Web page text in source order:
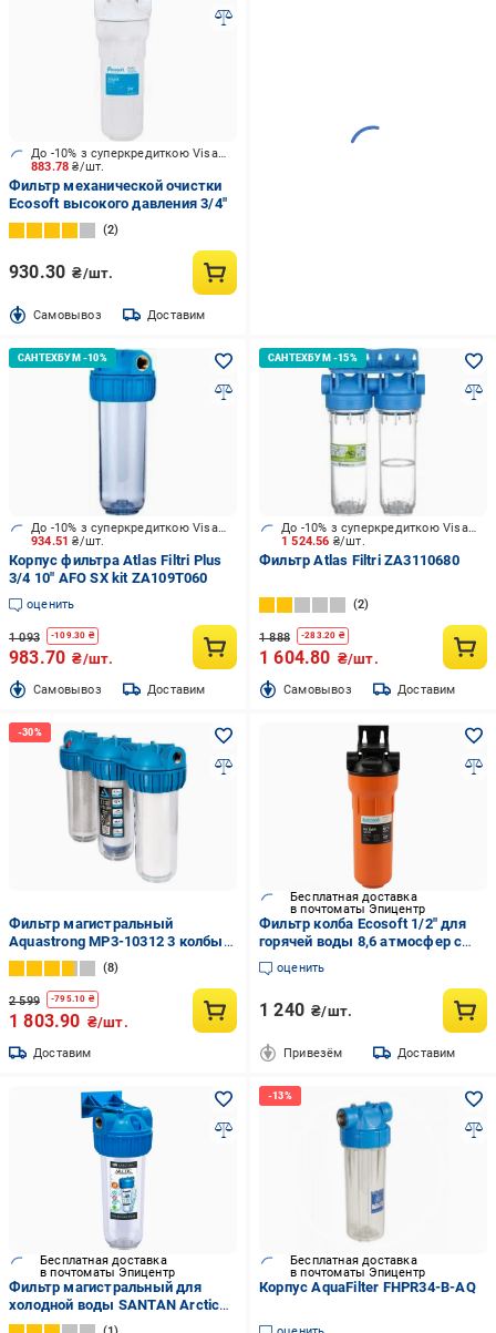
883.78₴/шт.
До -10% з суперкредиткою Visa Вигода
Фильтр механической очистки
Ecosoft высокого давления 3/4"
2
930.30 ₴/шт.
Cамовывоз Доставим
934.51₴/шт.
До -10% з суперкредиткою Visa Вигода
Корпус фильтра Atlas Filtri Plus
3/4 10" AFO SX kit ZA109T060
оценить
1 093 -109.30 ₴
983.70 ₴/шт.
Cамовывоз Доставим
1 524.56 ₴/шт.
До -10% з суперкредиткою Visa Вигода
Фильтр Atlas Filtri ZA3110680
2
1 888 -283.20 ₴
1 604.80 ₴/шт.
Cамовывоз Доставим
Фильтр магистральный
Aquastrong MP3-10312 3 колбы
10" 3P 1/2"
8
2 599 -795.10 ₴
1 803.90 ₴/шт.
Доставим
Бесплатная доставка
в почтоматы Эпицентр
Фильтр колба Ecosoft 1/2" для
горячей воды 8,6 атмосфер с
картриджем FPV12HWECO
(AKD54562)
оценить
1 240 ₴/шт.
Привезём Доставим
Бесплатная доставка
в почтоматы Эпицентр
Фильтр магистральный для
холодной воды SANTAN Arctic
3PS без картриджа 1/2" (324986)
Бесплатная доставка
в почтоматы Эпицентр
Корпус AquaFilter FHPR34-B-AQ